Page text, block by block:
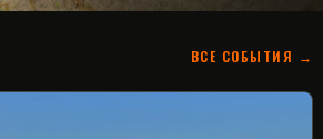
ВСЕ СОБЫТИЯ →